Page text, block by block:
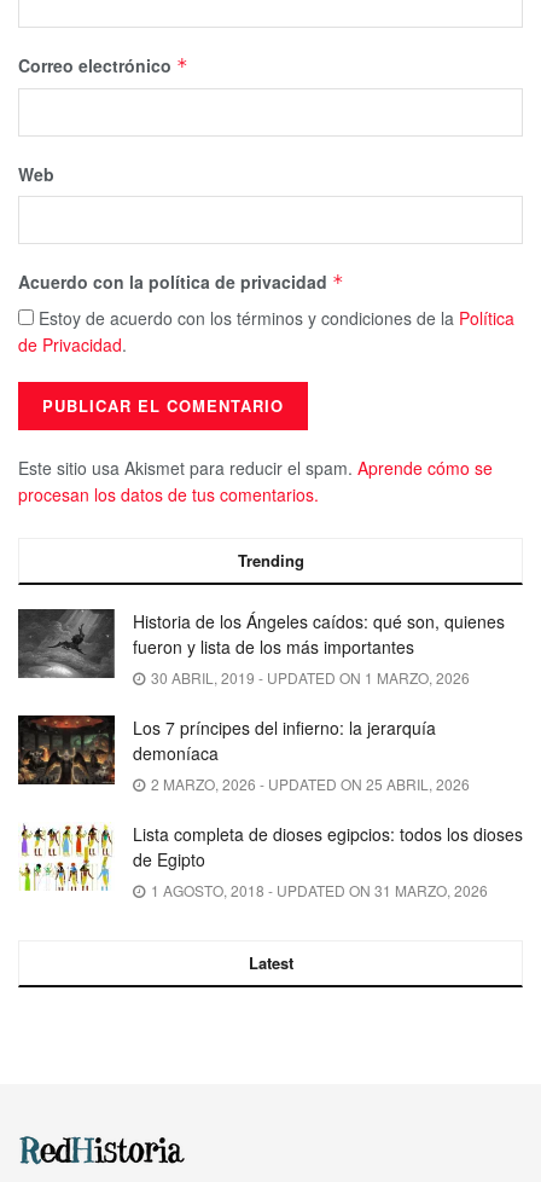
Correo electrónico *
Web
Acuerdo con la política de privacidad *
Estoy de acuerdo con los términos y condiciones de la Política
de Privacidad.
Este sitio usa Akismet para reducir el spam. Aprende cómo se
procesan los datos de tus comentarios.
Trending
Historia de los Ángeles caídos: qué son, quienes
fueron y lista de los más importantes
30 ABRIL, 2019 - UPDATED ON 1 MARZO, 2026
Los 7 príncipes del infierno: la jerarquía
demoníaca
2 MARZO, 2026 - UPDATED ON 25 ABRIL, 2026
Lista completa de dioses egipcios: todos los dioses
de Egipto
1 AGOSTO, 2018 - UPDATED ON 31 MARZO, 2026
Latest